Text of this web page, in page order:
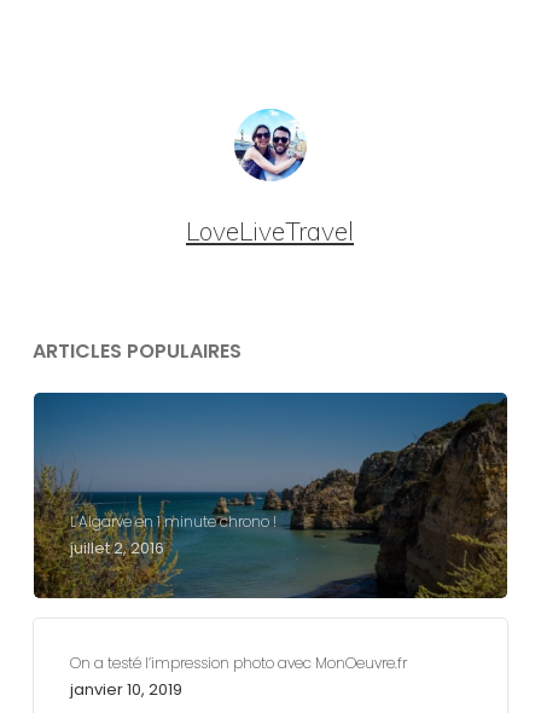
LoveLiveTravel
ARTICLES POPULAIRES
L’Algarve en 1 minute chrono !
juillet 2, 2016
On a testé l’impression photo avec MonOeuvre.fr
janvier 10, 2019